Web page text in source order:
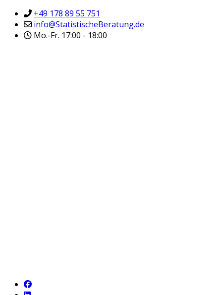
+49 178 89 55 751
info@StatistischeBeratung.de
Mo.-Fr. 17:00 - 18:00